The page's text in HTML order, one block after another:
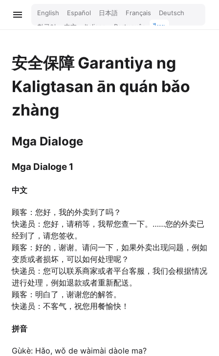
English Español 日本語 Français
Deutsch
한국어
中文 Italiano Português
ไทย
Bahasa Indonesia
安全保障Garantiya ng
Kaligtasan ān quán bǎo
zhàng
Mga Dialoge
Mga Dialoge 1
中文
顾客：您好，我的外卖到了吗？
快递员：您好，请稍等，我帮您查一下。……您的外卖已
经到了，请您签收。
顾客：好的，谢谢。请问一下，如果外卖出现问题，例如
变质或者损坏，可以如何处理呢？
快递员：您可以联系商家或者平台客服，我们会根据情况
进行处理，例如退款或者重新配送。
顾客：明白了，谢谢您的解答。
快递员：不客气，祝您用餐愉快！
拼音
Gùkè: Hǎo, wǒ de wàimài dàole ma?